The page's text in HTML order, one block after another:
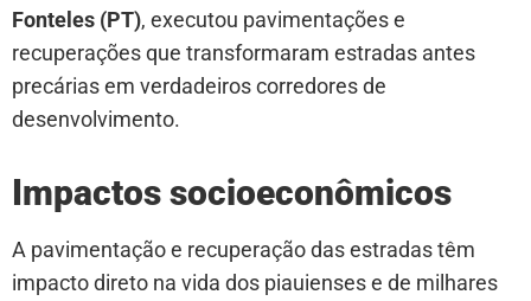
Fonteles (PT), executou pavimentações e
recuperações que transformaram estradas antes
precárias em verdadeiros corredores de
desenvolvimento.
Impactos socioeconômicos
A pavimentação e recuperação das estradas têm
impacto direto na vida dos piauienses e de milhares